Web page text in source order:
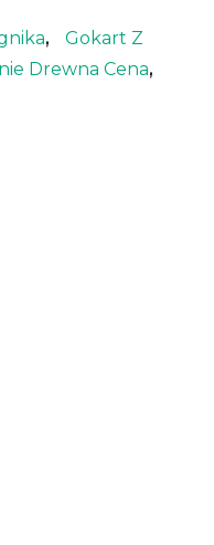
,
Gokart Z
Drewna Cena,